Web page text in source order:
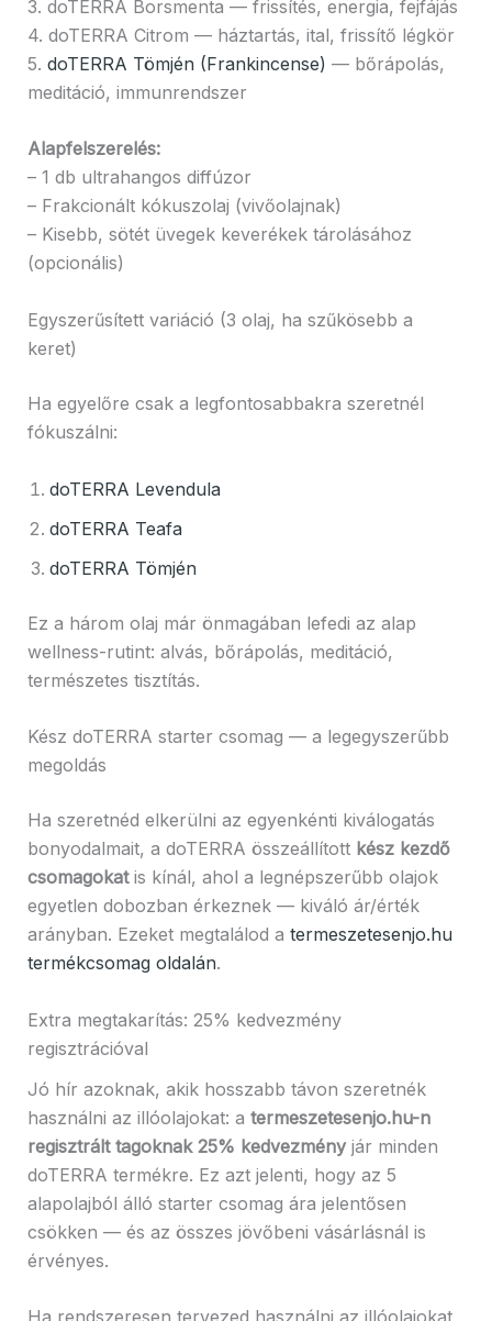
3. doTERRA Borsmenta — frissítés, energia, fejfájás
4. doTERRA Citrom — háztartás, ital, frissítő légkör
5. doTERRA Tömjén (Frankincense) — bőrápolás,
meditáció, immunrendszer
Alapfelszerelés:
– 1 db ultrahangos diffúzor
– Frakcionált kókuszolaj (vivőolajnak)
– Kisebb, sötét üvegek keverékek tárolásához
(opcionális)
Egyszerűsített variáció (3 olaj, ha szűkösebb a
keret)
Ha egyelőre csak a legfontosabbakra szeretnél
fókuszálni:
doTERRA Levendula
doTERRA Teafa
doTERRA Tömjén
Ez a három olaj már önmagában lefedi az alap
wellness-rutint: alvás, bőrápolás, meditáció,
természetes tisztítás.
Kész doTERRA starter csomag — a legegyszerűbb
megoldás
Ha szeretnéd elkerülni az egyenkénti kiválogatás
bonyodalmait, a doTERRA összeállított kész kezdő
csomagokatis kínál, ahol a legnépszerűbb olajok
egyetlen dobozban érkeznek — kiváló ár/érték
arányban. Ezeket megtalálod a termeszetesenjo.hu
termékcsomag oldalán.
Extra megtakarítás: 25% kedvezmény
regisztrációval
Jó hír azoknak, akik hosszabb távon szeretnék
használni az illóolajokat: a termeszetesenjo.hu-n
regisztrált tagoknak 25% kedvezményjár minden
doTERRA termékre. Ez azt jelenti, hogy az 5
alapolajból álló starter csomag ára jelentősen
csökken — és az összes jövőbeni vásárlásnál is
érvényes.